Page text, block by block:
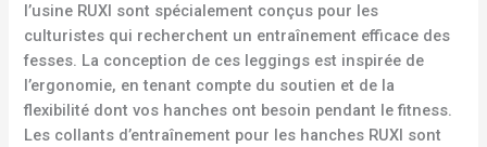
l’usine RUXI sont spécialement conçus pour les
culturistes qui recherchent un entraînement efficace des
fesses. La conception de ces leggings est inspirée de
l’ergonomie, en tenant compte du soutien et de la
flexibilité dont vos hanches ont besoin pendant le fitness.
Les collants d’entraînement pour les hanches RUXI sont